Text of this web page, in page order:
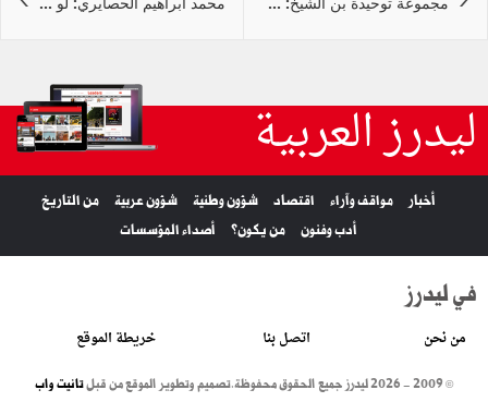
محمد ابراهيم الحصايري: لو ... مجموعة توحيدة بن الشيخ: ...
ليدرز العربية
أخبار مواقف وآراء اقتصاد شؤون وطنية شؤون عربية
من التاريخ
أدب وفنون
من يكون؟ أصداء المؤسسات
في ليدرز
من نحن اتصل بنا خريطة الموقع
© 2009 - 2026 ليدرز جميع الحقوق محفوظة. تصميم وتطوير الموقع من قبلتانيت واب